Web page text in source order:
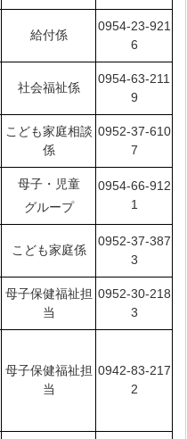
給付係
0954-23-921
6
社会福祉係
0954-63-211
9
こども家庭相談
係
0952-37-610
7
母子・児童
グループ
0954-66-912
1
こども家庭係
0952-37-387
3
母子保健福祉担
当
0952-30-218
3
母子保健福祉担
当
0942-83-217
2